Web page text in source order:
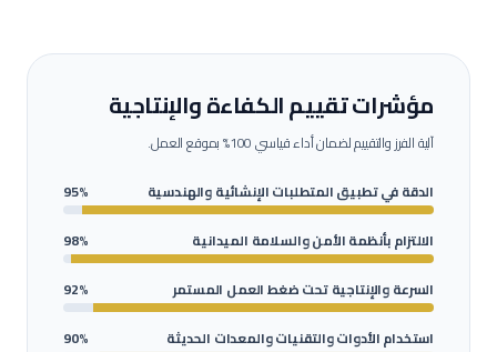
مؤشرات تقييم الكفاءة والإنتاجية
آلية الفرز والتقييم لضمان أداء قياسي 100% بموقع العمل.
الدقة في تطبيق المتطلبات الإنشائية والهندسية
95%
الالتزام بأنظمة الأمن والسلامة الميدانية
98%
السرعة والإنتاجية تحت ضغط العمل المستمر
92%
استخدام الأدوات والتقنيات والمعدات الحديثة
90%